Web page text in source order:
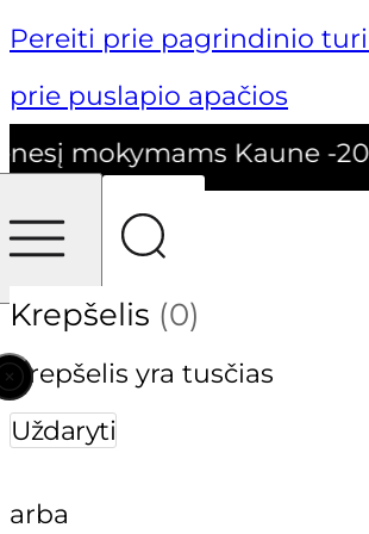
Pereiti prie pagrindinio
prie puslapio apačios
mokymams Kaune -
Krepšelis (0)
Krepšelis yra tusčias
Uždaryti
arba